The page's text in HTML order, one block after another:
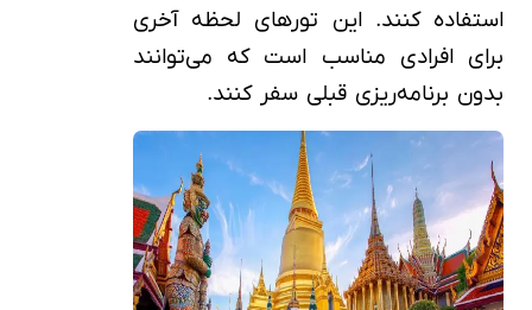
استفاده کنند. این تورهای لحظه آخری
برای افرادی مناسب است که می‌توانند
بدون برنامه‌ریزی قبلی سفر کنند.